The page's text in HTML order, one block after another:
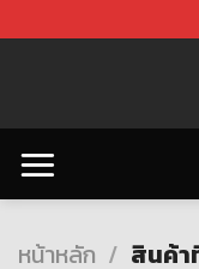
to
หน้าหลัก / สินค้า